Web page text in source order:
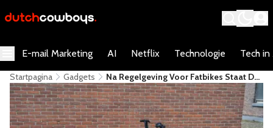
E-mail Marketing AI Netflix Technologie Tech in
Startpagina Gadgets
Na Regelgeving Voor Fatbikes Staat De
Skinnybike Al Klaar